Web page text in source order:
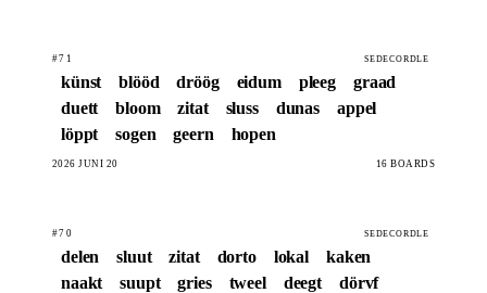
#71 SEDECORDLE
künst blööd dröög eidum pleeg
graad
duett
bloom zitat sluss dunas
appel
löppt
sogen geern hopen
2026 JUNI 20 16 BOARDS
#70 SEDECORDLE
delen sluut zitat dorto lokal
kaken
naakt
suupt gries tweel deegt
dörvf